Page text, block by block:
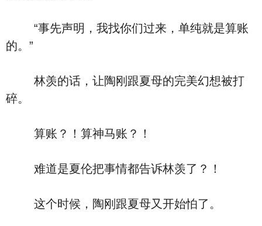
“事先声明，我找你们过来，单纯就是算账
的。”
林羡的话，让陶刚跟夏母的完美幻想被打
碎。
算账？！算神马账？！
难道是夏伦把事情都告诉林羡了？！
这个时候，陶刚跟夏母又开始怕了。